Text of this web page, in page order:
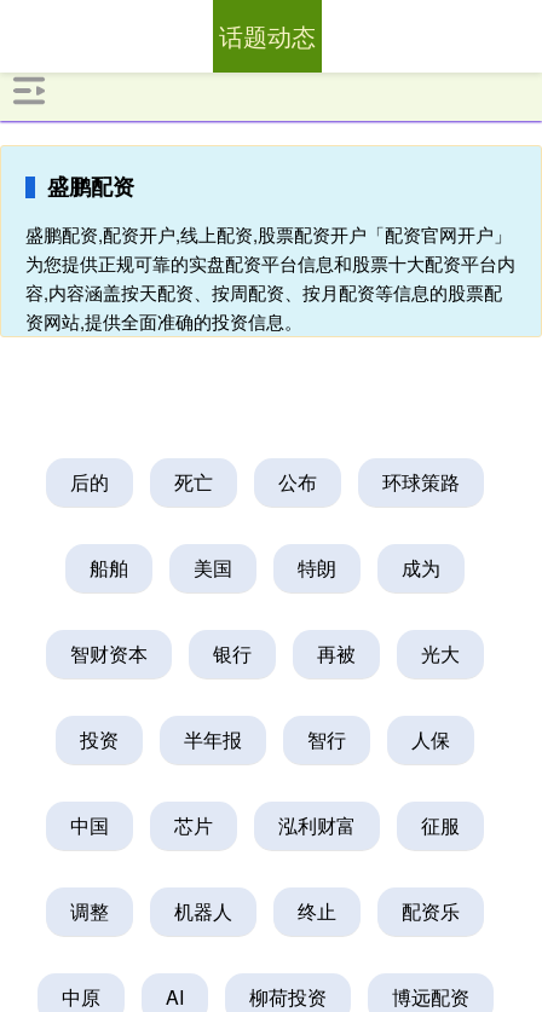
盛鹏配资
盛鹏配资,配资开户,线上配资,股票配资开户「配资官网开户」
为您提供正规可靠的实盘配资平台信息和股票十大配资平台内
容,内容涵盖按天配资、按周配资、按月配资等信息的股票配
资网站,提供全面准确的投资信息。
话题动态
后的 死亡 公布 环球策路
船舶 美国 特朗 成为
智财资本 银行 再被 光大
投资 半年报 智行 人保
中国 芯片 泓利财富 征服
调整 机器人 终止 配资乐
中原 AI 柳荷投资 博远配资